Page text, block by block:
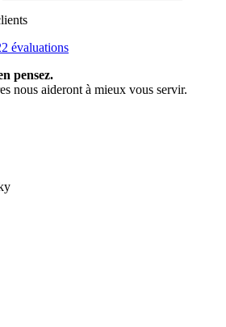
évaluations
pensez.
nous aideront à mieux vous servir.